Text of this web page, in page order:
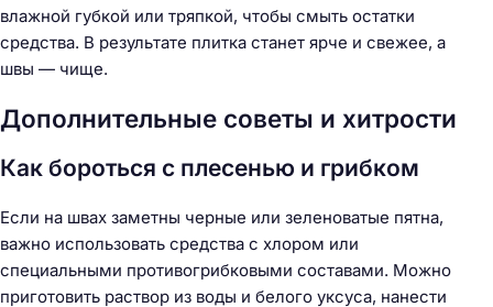
влажной губкой или тряпкой, чтобы смыть остатки
средства. В результате плитка станет ярче и свежее, а
швы — чище.
Дополнительные советы и хитрости
Как бороться с плесенью и грибком
Если на швах заметны черные или зеленоватые пятна,
важно использовать средства с хлором или
специальными противогрибковыми составами. Можно
приготовить раствор из воды и белого уксуса, нанести